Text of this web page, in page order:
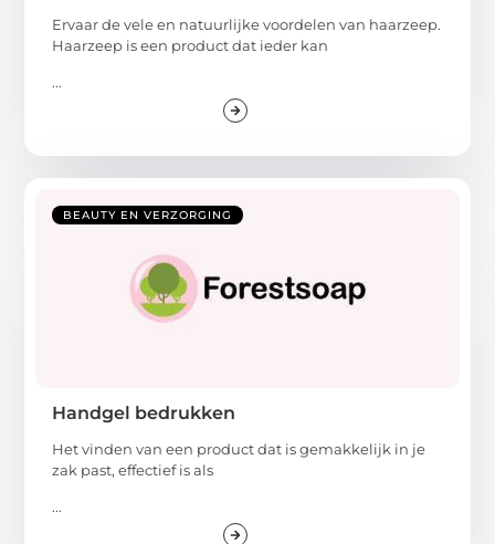
Ervaar de vele en natuurlijke voordelen van haarzeep.
Haarzeep is een product dat ieder kan
...
BEAUTY EN VERZORGING
Handgel bedrukken
Het vinden van een product dat is gemakkelijk in je
zak past, effectief is als
...